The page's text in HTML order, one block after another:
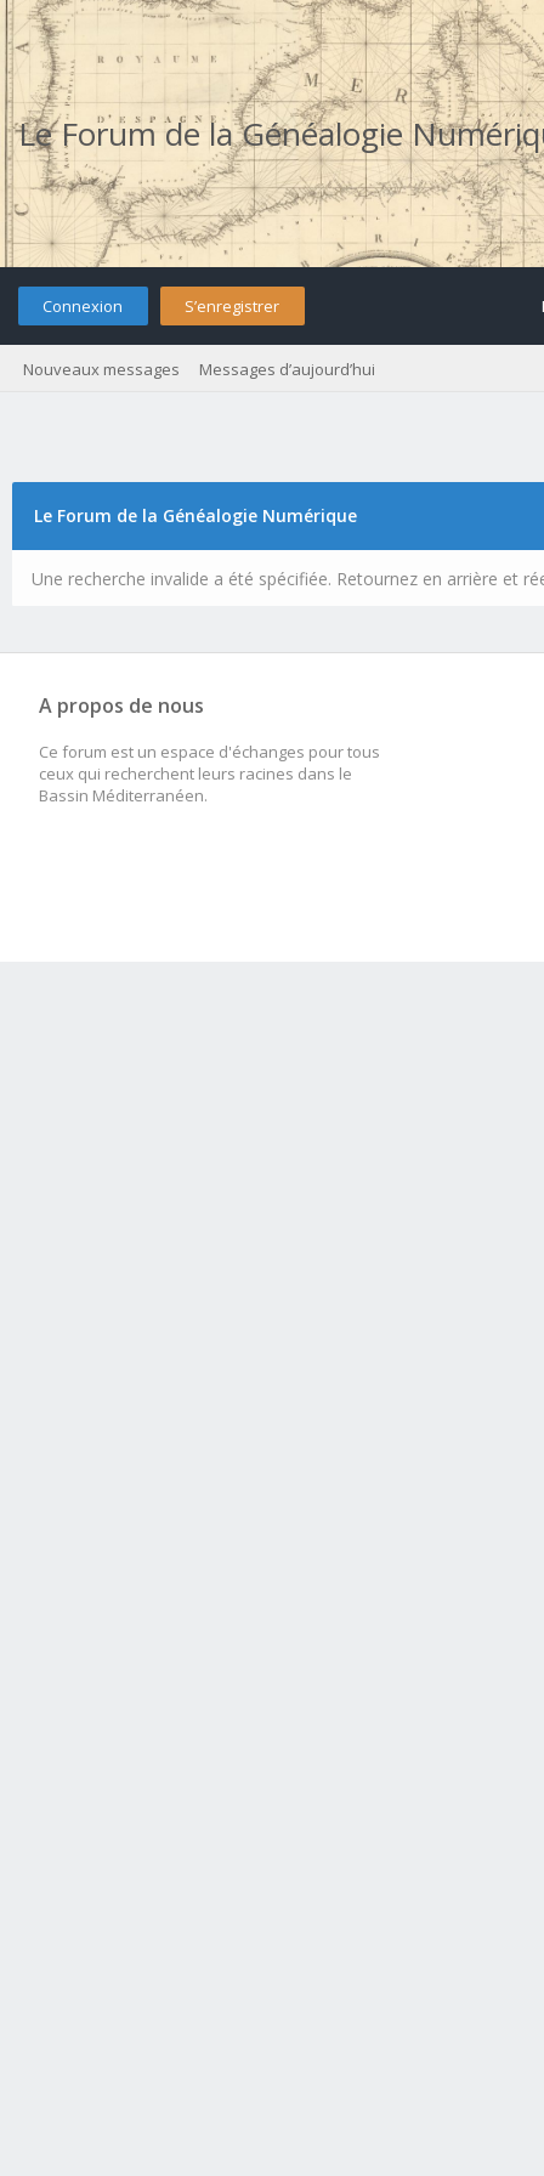
Le Forum de la Généalogie
Connexion S’enregistrer
Nouveaux messages Messages d’aujourd’hui
Le Forum de la Généalogie Numérique
Une recherche invalide a été spécifiée. Retournez en arrière et
A propos de nous
Ce forum est un espace d'échanges pour tous
ceux qui recherchent leurs racines dans le
Bassin Méditerranéen.